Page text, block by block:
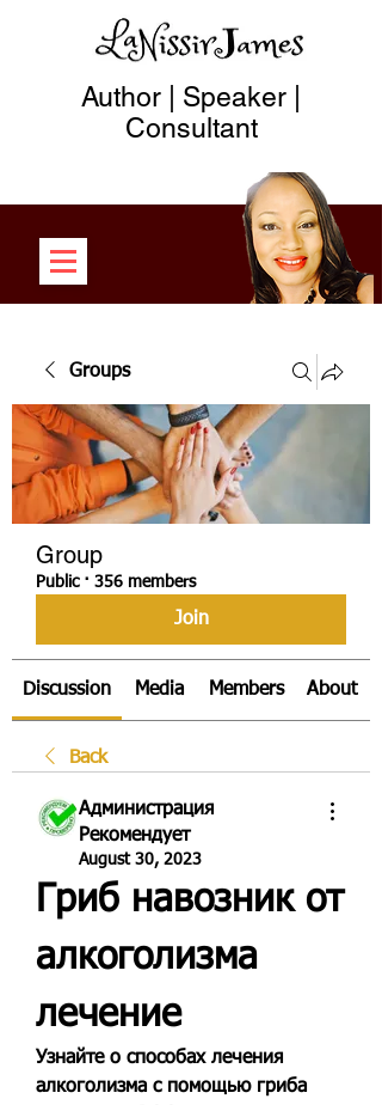
Author | Speaker |
Consultant
Groups
Group
Public · 356 members
Join
Discussion Media Members About
Back
Администрация
Рекомендует
August 30, 2023
Гриб навозник от
алкоголизма
лечение
Узнайте о способах лечения
алкоголизма с помощью гриба